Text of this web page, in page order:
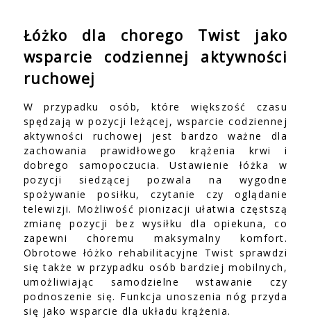
Łóżko dla chorego Twist jako
wsparcie codziennej aktywności
ruchowej
W przypadku osób, które większość czasu
spędzają w pozycji leżącej, wsparcie codziennej
aktywności ruchowej jest bardzo ważne dla
zachowania prawidłowego krążenia krwi i
dobrego samopoczucia. Ustawienie łóżka w
pozycji siedzącej pozwala na wygodne
spożywanie posiłku, czytanie czy oglądanie
telewizji. Możliwość pionizacji ułatwia częstszą
zmianę pozycji bez wysiłku dla opiekuna, co
zapewni choremu maksymalny komfort.
Obrotowe łóżko rehabilitacyjne Twist sprawdzi
się także w przypadku osób bardziej mobilnych,
umożliwiając samodzielne wstawanie czy
podnoszenie się. Funkcja unoszenia nóg przyda
się jako wsparcie dla układu krążenia.